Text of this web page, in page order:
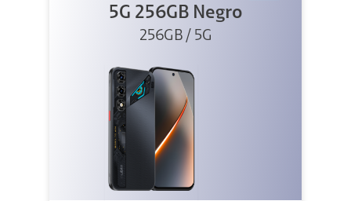
5G 256GB Negro
256GB / 5G